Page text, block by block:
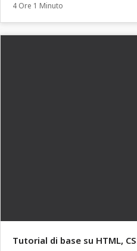
4 Ore 1 Minuto
Tutorial di base su HTML,